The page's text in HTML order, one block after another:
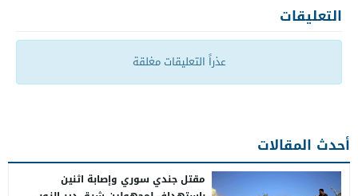
التعليقات
عذراً التعليقات مغلقة
أحدث المقالات
مقتل جندي سوري وإصابة اثنين